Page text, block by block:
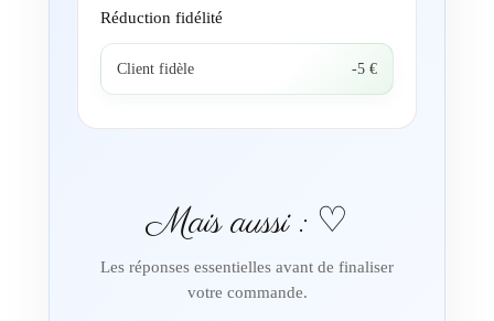
Réduction fidélité
Client fidèle -5 €
Mais aussi : ♡
Les réponses essentielles avant de finaliser
votre commande.